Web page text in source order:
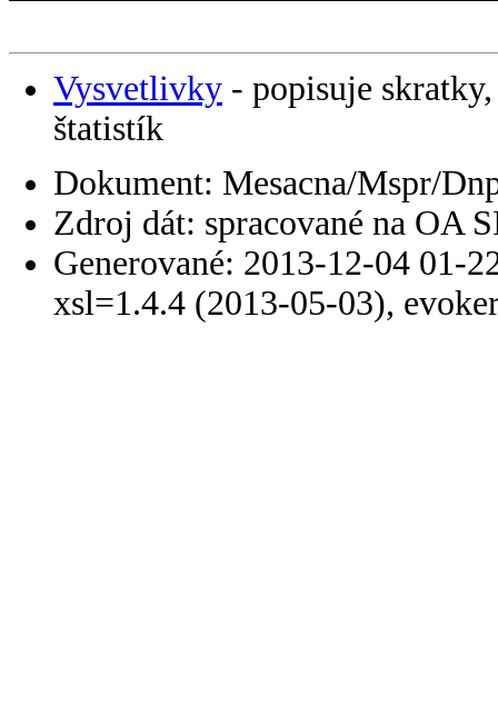
Vysvetlivky - popisuje
štatistík
Dokument: Mesacna/Mspr/
Zdroj dát: spracované na OA
Generované: 2013-12-04 01-
xsl=1.4.4 (2013-05-03),